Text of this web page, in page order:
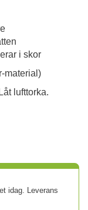
i skor
material)
lufttorka.
idag. Leverans